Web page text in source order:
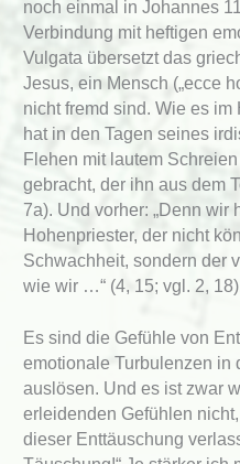
noch einmal in Johannes
Verbindung mit heftigen
Vulgata übersetzt das
Jesus, ein Mensch („ecce
nicht fremd sind. Wie es im
hat in den Tagen seines
Flehen mit lautem
gebracht, der ihn aus dem
7a). Und vorher: „Denn wir
Hohenpriester, der nicht
Schwachheit, sondern der
wie wir …“ (4, 15; vgl. 2,
Es sind die Gefühle von
emotionale Turbulenzen in
auslösen. Und es ist zwar
erleidenden Gefühlen
dieser Enttäuschung